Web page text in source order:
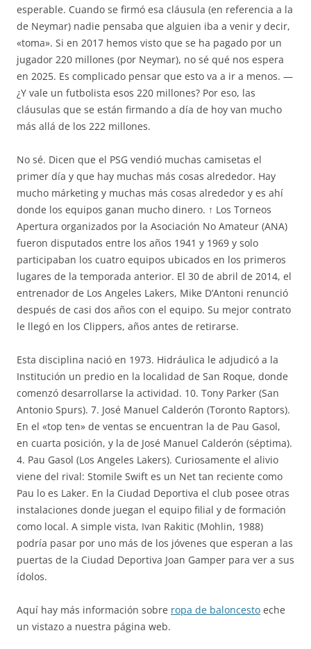
esperable. Cuando se firmó esa cláusula (en referencia a la
de Neymar) nadie pensaba que alguien iba a venir y decir,
«toma». Si en 2017 hemos visto que se ha pagado por un
jugador 220 millones (por Neymar), no sé qué nos espera
en 2025. Es complicado pensar que esto va a ir a menos. —
¿Y vale un futbolista esos 220 millones? Por eso, las
cláusulas que se están firmando a día de hoy van mucho
más allá de los 222 millones.
No sé. Dicen que el PSG vendió muchas camisetas el
primer día y que hay muchas más cosas alrededor. Hay
mucho márketing y muchas más cosas alrededor y es ahí
donde los equipos ganan mucho dinero. ↑ Los Torneos
Apertura organizados por la Asociación No Amateur (ANA)
fueron disputados entre los años 1941 y 1969 y solo
participaban los cuatro equipos ubicados en los primeros
lugares de la temporada anterior. El 30 de abril de 2014, el
entrenador de Los Angeles Lakers, Mike D’Antoni renunció
después de casi dos años con el equipo. Su mejor contrato
le llegó en los Clippers, años antes de retirarse.
Esta disciplina nació en 1973. Hidráulica le adjudicó a la
Institución un predio en la localidad de San Roque, donde
comenzó desarrollarse la actividad. 10. Tony Parker (San
Antonio Spurs). 7. José Manuel Calderón (Toronto Raptors).
En el «top ten» de ventas se encuentran la de Pau Gasol,
en cuarta posición, y la de José Manuel Calderón (séptima).
4. Pau Gasol (Los Angeles Lakers). Curiosamente el alivio
viene del rival: Stomile Swift es un Net tan reciente como
Pau lo es Laker. En la Ciudad Deportiva el club posee otras
instalaciones donde juegan el equipo filial y de formación
como local. A simple vista, Ivan Rakitic (Mohlin, 1988)
podría pasar por uno más de los jóvenes que esperan a las
puertas de la Ciudad Deportiva Joan Gamper para ver a sus
ídolos.
Aquí hay más información sobre ropa de baloncesto eche
un vistazo a nuestra página web.